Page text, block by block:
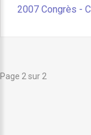
2007 Congrès -
Page 2 sur 2